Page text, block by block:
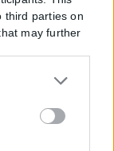
third parties on
may further
or more Google
You may
its third-party
in below